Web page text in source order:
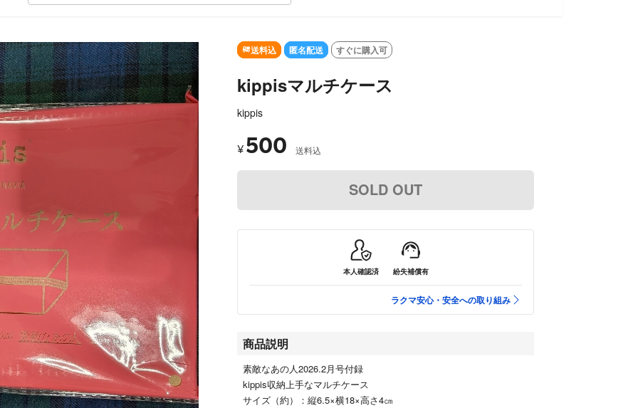
送料込 匿名配送 すぐに購入可
kippisマルチケース
kippis
¥ 500 送料込
SOLD OUT
本人確認済 紛失補償有
ラクマ安心・安全への取り組み
商品説明
素敵なあの人2026.2月号付録
kippis収納上手なマルチケース
サイズ（約）：縦6.5×横18×高さ4㎝